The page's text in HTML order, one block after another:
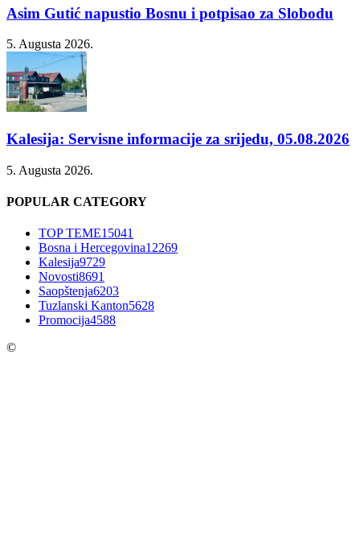
Asim Gutić napustio Bosnu i potpisao za Slobodu
5. Augusta 2026.
Kalesija: Servisne informacije za srijedu, 05.08.2026
5. Augusta 2026.
POPULAR CATEGORY
TOP TEME15041
Bosna i Hercegovina12269
Kalesija9729
Novosti8691
Saopštenja6203
Tuzlanski Kanton5628
Promocija4588
©